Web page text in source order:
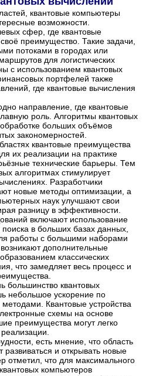
квантовые компьютеры
возможности.
сфер, где квантовые
преимущество. Такие задачи,
потоками в городах или
для логистических
с использованием квантовых
портфелей также
где квантовые вычисления
направление, где квантовые
роль. Алгоритмы квантовых
больших объёмов
закономерностей.
квантовые преимущества
их реализации на практике
технические барьеры. Тем
алгоритмах стимулирует
Разработчики
новые методы оптимизации, а
наук улучшают свои
разницу в эффективности.
включают использование
в больших базах данных,
работы с большими наборами
дополнительные
классических
что замедляет весь процесс и
большинство квантовых
небольшое ускорение по
Квантовые устройства
схемы на основе
преимущества могут легко
реализации.
есть мнение, что область
развиваться и открывать новые
отметил, что для максимального
компьютеров